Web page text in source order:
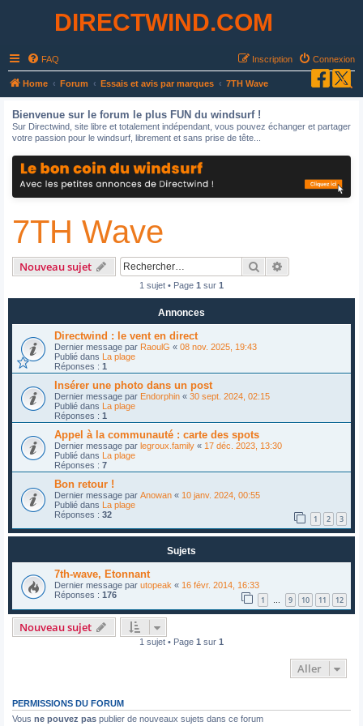
DIRECTWIND.COM
FAQ Connexion
Inscription
Home Forum Essais et avis par marques 7TH Wave
Bienvenue sur le forum le plus FUN du windsurf !
Sur Directwind, site libre et totalement indépendant, vous pouvez échanger et partager
votre passion pour le windsurf, librement et sans prise de tête...
7TH Wave
Nouveau sujet Rechercher
1 sujet • Page 1 sur 1
Annonces
Directwind : le vent en direct
Dernier message par RaoulG « 08 nov. 2025, 19:43
Publié dans La plage
Réponses : 1
Insérer une photo dans un post
Dernier message par Endorphin « 30 sept. 2024, 02:15
Publié dans La plage
Réponses : 1
Appel à la communauté : carte des spots
Dernier message par legroux.family « 17 déc. 2023, 13:30
Publié dans La plage
Réponses : 7
Bon retour !
Dernier message par Anowan « 10 janv. 2024, 00:55
Publié dans La plage
Réponses : 32 1 2 3
Sujets
7th-wave, Etonnant
Dernier message par utopeak « 16 févr. 2014, 16:33
Réponses : 176 1 … 9 10 11 12
Nouveau sujet
1 sujet • Page 1 sur 1
Aller
PERMISSIONS DU FORUM
Vous ne pouvez pas publier de nouveaux sujets dans ce forum